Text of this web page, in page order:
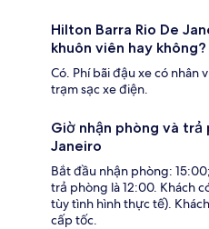
Hilton Barra Rio De
khuôn viên hay không?
Có. Phí bãi đậu xe có nhân
trạm sạc xe điện.
Giờ nhận phòng và trả
Janeiro
Bắt đầu nhận phòng:
trả phòng là 12:00. Khách
tùy tình hình thực tế).
cấp tốc.